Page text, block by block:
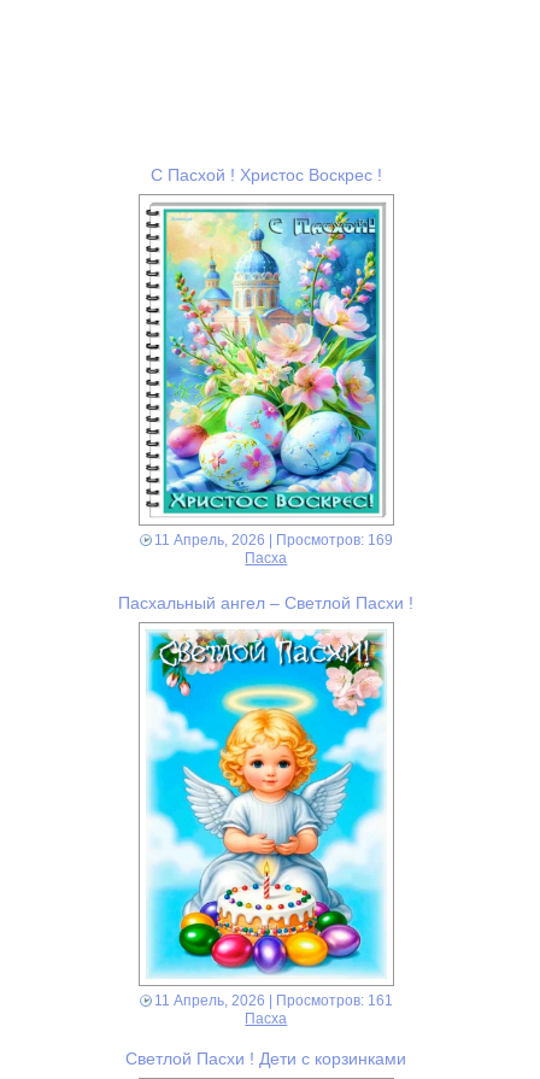
С Пасхой ! Христос Воскрес !
11 Апрель, 2026 | Просмотров: 169
Пасха
Пасхальный ангел – Светлой Пасхи !
11 Апрель, 2026 | Просмотров: 161
Пасха
Светлой Пасхи ! Дети с корзинками